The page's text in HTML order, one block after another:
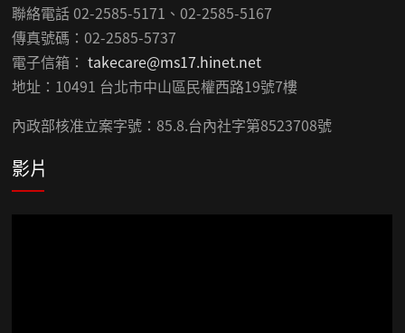
聯絡電話 02-2585-5171、02-2585-5167
傳真號碼：02-2585-5737
電子信箱：takecare@ms17.hinet.net
地址：10491 台北市中山區民權西路19號7樓
內政部核准立案字號：85.8.台內社字第8523708號
影片